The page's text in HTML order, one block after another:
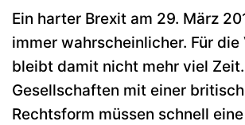
Ein harter Brexit am 29. März
immer wahrscheinlicher. Für die
bleibt damit nicht mehr viel
Gesellschaften mit einer
Rechtsform müssen schnell eine